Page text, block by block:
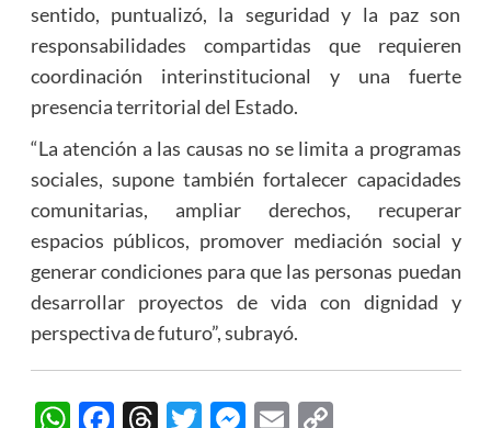
sentido, puntualizó, la seguridad y la paz son
responsabilidades compartidas que requieren
coordinación interinstitucional y una fuerte
presencia territorial del Estado.
“La atención a las causas no se limita a programas
sociales, supone también fortalecer capacidades
comunitarias, ampliar derechos, recuperar
espacios públicos, promover mediación social y
generar condiciones para que las personas puedan
desarrollar proyectos de vida con dignidad y
perspectiva de futuro”, subrayó.
WhatsApp
Facebook
Threads
Twitter
Messenger
EmailCopy